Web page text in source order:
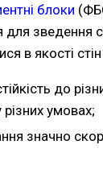
блоки
зведення
в якості
до
умовах;
значно